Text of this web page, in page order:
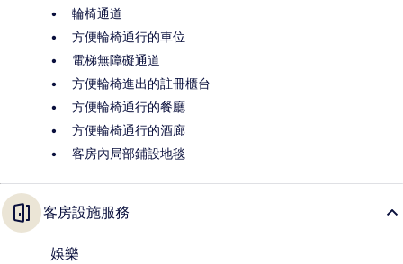
輪椅通道
方便輪椅通行的車位
電梯無障礙通道
方便輪椅進出的註冊櫃台
方便輪椅通行的餐廳
方便輪椅通行的酒廊
客房內局部鋪設地毯
客房設施服務
娛樂